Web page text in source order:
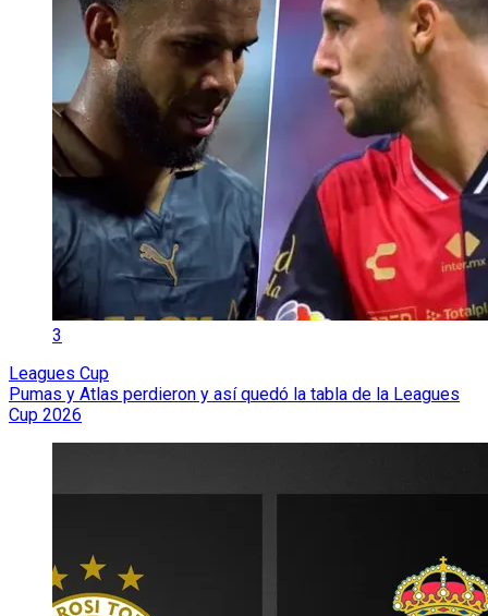
3
Leagues Cup
Pumas y Atlas perdieron y así quedó la tabla de la Leagues
Cup 2026